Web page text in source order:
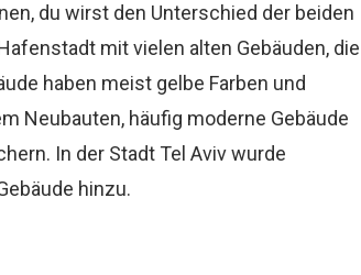
du wirst den Unterschied der beiden
mit vielen alten Gebäuden, die
haben meist gelbe Farben und
Neubauten, häufig moderne Gebäude
In der Stadt Tel Aviv wurde
hinzu.